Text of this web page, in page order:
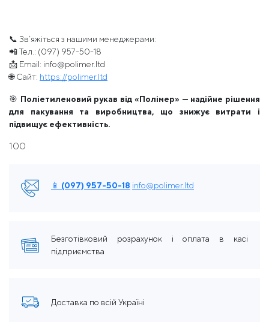
📞 Зв’яжіться з нашими менеджерами:
📲 Тел.: (097) 957-50-18
📩 Email: info@polimer.ltd
🌐 Сайт: https://polimer.ltd
🎯 Поліетиленовий рукав від «Полімер» — надійне рішення
для пакування та виробництва, що знижує витрати і
підвищує ефективність.
100
📱 (097) 957-50-18 info@polimer.ltd
Безготівковий розрахунок і оплата в касі
підприємства
Доставка по всій Україні